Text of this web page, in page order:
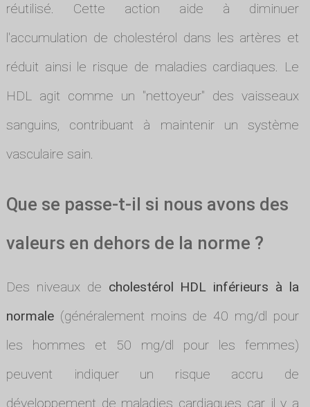
réutilisé. Cette action aide à diminuer
l'accumulation de cholestérol dans les artères et
réduit ainsi le risque de maladies cardiaques. Le
HDL agit comme un "nettoyeur" des vaisseaux
sanguins, contribuant à maintenir un système
vasculaire sain.
Que se passe-t-il si nous avons des
valeurs en dehors de la norme ?
Des niveaux de cholestérol HDL inférieurs à la
normale(généralement moins de 40 mg/dl pour
les hommes et 50 mg/dl pour les femmes)
peuvent indiquer un risque accru de
développement de maladies cardiaques car il y a